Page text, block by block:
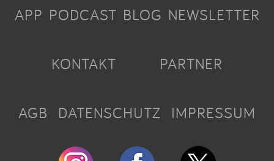
APP PODCAST BLOG NEWSLETTER
KONTAKT PARTNER
AGB DATENSCHUTZ IMPRESSUM